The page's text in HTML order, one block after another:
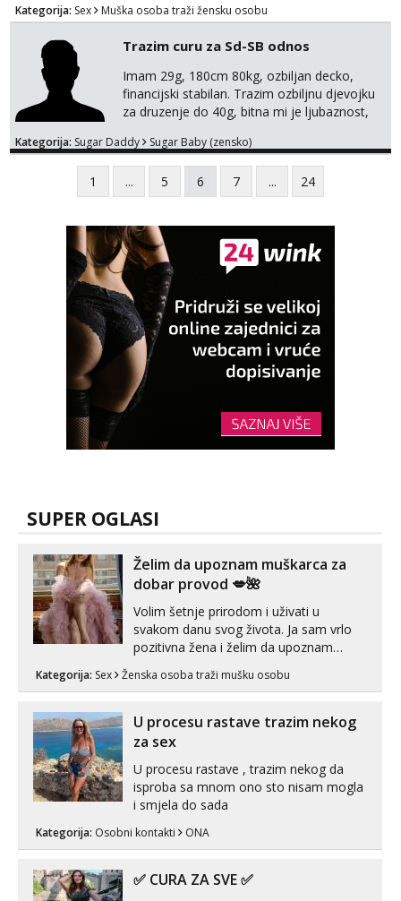
mail I molim samo ozbiljne i zainteresirane
😉!! I molim takoder da se ne javljaju muski!!!
Pozdrav
Kategorija: Sex Muška osoba traži žensku osobu
Trazim curu za Sd-SB odnos
Imam 29g, 180cm 80kg, ozbiljan decko,
financijski stabilan. Trazim ozbiljnu djevojku
za druzenje do 40g, bitna mi je ljubaznost,
predstavis sa opisom i slikom, o nagradi
mozemo preko emaila pricat.
Kategorija: Sugar Daddy Sugar Baby (zensko)
1 ... 5 6 7 ... 24
SUPER OGLASI
Želim da upoznam muškarca za
dobar provod 💋🌺
Volim šetnje prirodom i uživati u
svakom danu svog života. Ja sam vrlo
pozitivna žena i želim da upoznam
može i nešto više.💋🌺 Klikni na link
Kategorija: Sex Ženska osoba traži mušku osobu
U procesu rastave trazim nekog
za sex
U procesu rastave , trazim nekog da
isproba sa mnom ono sto nisam mogla
i smjela do sada
Kategorija: Osobni kontakti ONA
✅ CURA ZA SVE ✅